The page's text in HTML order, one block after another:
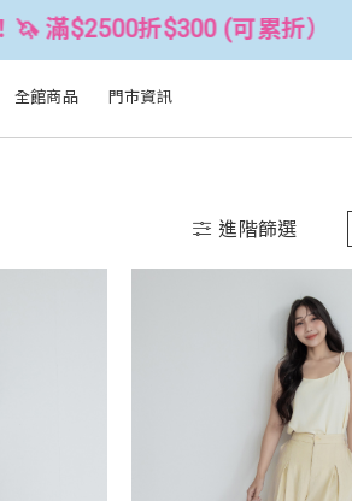
折） 全館3件
全館商品 門市資訊
進階篩選